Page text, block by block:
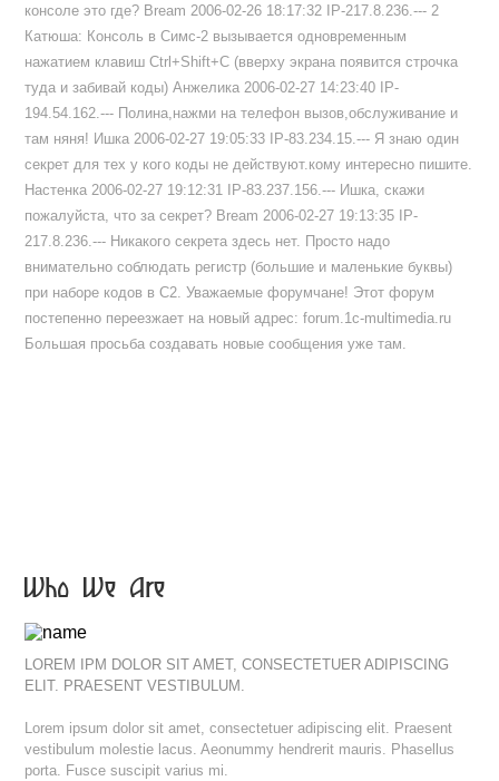
консоле это где? Bream 2006-02-26 18:17:32 IP-217.8.236.--- 2
Катюша: Консоль в Симс-2 вызывается одновременным
нажатием клавиш Ctrl+Shift+C (вверху экрана появится строчка
туда и забивай коды) Анжелика 2006-02-27 14:23:40 IP-
194.54.162.--- Полина,нажми на телефон вызов,обслуживание и
там няня! Ишка 2006-02-27 19:05:33 IP-83.234.15.--- Я знаю один
секрет для тех у кого коды не действуют.кому интересно пишите.
Настенка 2006-02-27 19:12:31 IP-83.237.156.--- Ишка, скажи
пожалуйста, что за секрет? Bream 2006-02-27 19:13:35 IP-
217.8.236.--- Никакого секрета здесь нет. Просто надо
внимательно соблюдать регистр (большие и маленькие буквы)
при наборе кодов в С2. Уважаемые форумчане! Этот форум
постепенно переезжает на новый адрес: forum.1c-multimedia.ru
Большая просьба создавать новые сообщения уже там.
Who We Are
LOREM IPM DOLOR SIT AMET, CONSECTETUER ADIPISCING
ELIT. PRAESENT VESTIBULUM.
Lorem ipsum dolor sit amet, consectetuer adipiscing elit. Praesent
vestibulum molestie lacus. Aeonummy hendrerit mauris. Phasellus
porta. Fusce suscipit varius mi.